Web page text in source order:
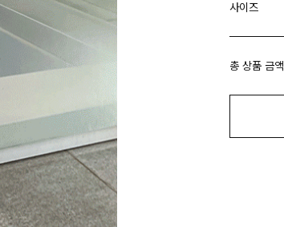
사이즈
총 상품 금액